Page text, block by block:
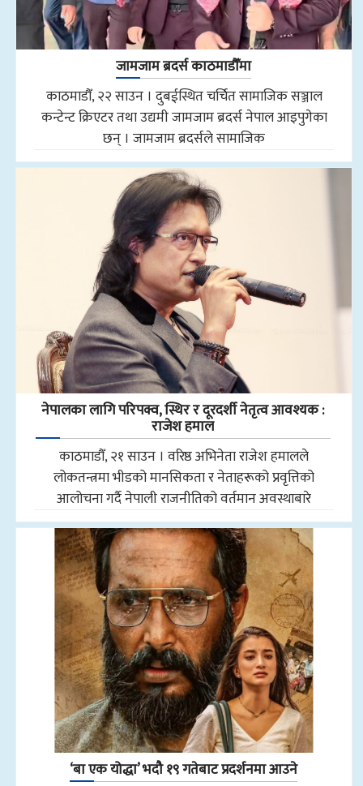
जामजाम ब्रदर्स काठमाडौँमा
काठमाडौँ, २२ साउन । दुबईस्थित चर्चित सामाजिक सञ्जाल
कन्टेन्ट क्रिएटर तथा उद्यमी जामजाम ब्रदर्स नेपाल आइपुगेका
छन् । जामजाम ब्रदर्सले सामाजिक
नेपालका लागि परिपक्व, स्थिर र दूरदर्शी नेतृत्व आवश्यक :
राजेश हमाल
काठमाडौँ, २१ साउन । वरिष्ठ अभिनेता राजेश हमालले
लोकतन्त्रमा भीडको मानसिकता र नेताहरूको प्रवृत्तिको
आलोचना गर्दै नेपाली राजनीतिको वर्तमान अवस्थाबारे
‘बा एक योद्धा’ भदौ १९ गतेबाट प्रदर्शनमा आउने